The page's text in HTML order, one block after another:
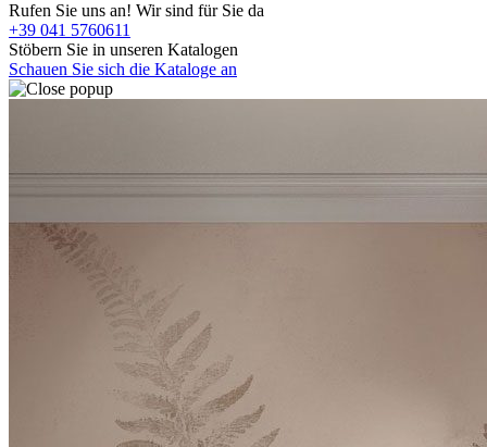
Rufen Sie uns an! Wir sind für Sie da
+39 041 5760611
Stöbern Sie in unseren Katalogen
Schauen Sie sich die Kataloge an